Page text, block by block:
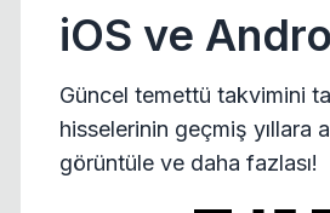
iOS ve
Güncel temettü takvimini
hisselerinin geçmiş yıllara
görüntüle ve daha fazlası!